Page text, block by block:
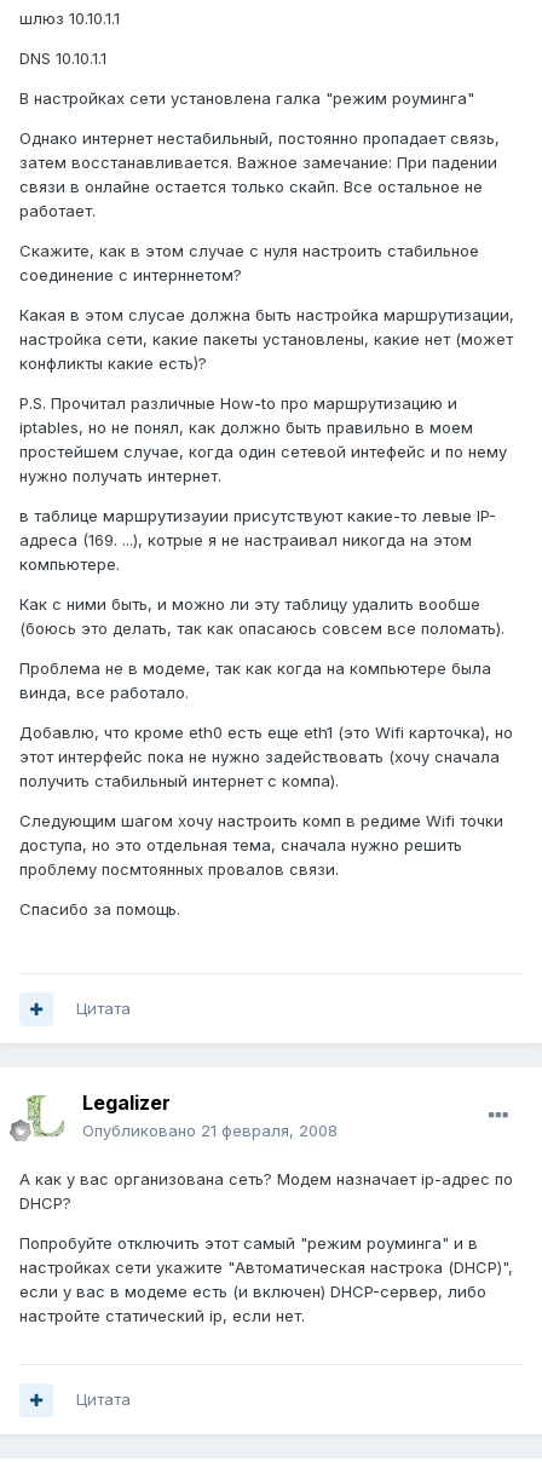
шлюз 10.10.1.1
DNS 10.10.1.1
В настройках сети установлена галка "режим роуминга"
Однако интернет нестабильный, постоянно пропадает связь,
затем восстанавливается. Важное замечание: При падении
связи в онлайне остается только скайп. Все остальное не
работает.
Скажите, как в этом случае с нуля настроить стабильное
соединение с интерннетом?
Какая в этом слусае должна быть настройка маршрутизации,
настройка сети, какие пакеты установлены, какие нет (может
конфликты какие есть)?
P.S. Прочитал различные How-to про маршрутизацию и
iptables, но не понял, как должно быть правильно в моем
простейшем случае, когда один сетевой интефейс и по нему
нужно получать интернет.
в таблице маршрутизауии присутствуют какие-то левые IP-
адреса (169. ...), котрые я не настраивал никогда на этом
компьютере.
Как с ними быть, и можно ли эту таблицу удалить вообше
(боюсь это делать, так как опасаюсь совсем все поломать).
Проблема не в модеме, так как когда на компьютере была
винда, все работало.
Добавлю, что кроме eth0 есть еще eth1 (это Wifi карточка), но
этот интерфейс пока не нужно задействовать (хочу сначала
получить стабильный интернет с компа).
Следующим шагом хочу настроить комп в редиме Wifi точки
доступа, но это отдельная тема, сначала нужно решить
проблему посмтоянных провалов связи.
Спасибо за помощь.
Цитата
Legalizer
Опубликовано 21 февраля, 2008
А как у вас организована сеть? Модем назначает ip-адрес по
DHCP?
Попробуйте отключить этот самый "режим роуминга" и в
настройках сети укажите "Автоматическая настрока (DHCP)",
если у вас в модеме есть (и включен) DHCP-сервер, либо
настройте статический ip, если нет.
Цитата